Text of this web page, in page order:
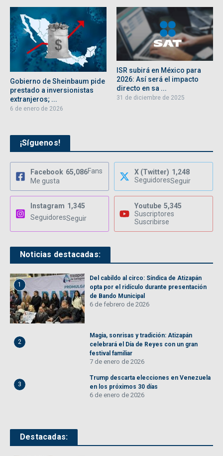
Gobierno de Sheinbaum pide
prestado a inversionistas
extranjeros; ...
6 de enero de 2026
ISR subirá en México para
2026: Así será el impacto
directo en sa ...
31 de diciembre de 2025
¡Síguenos!
Facebook 65,086Fans
Me gusta
X (Twitter) 1,248
SeguidoresSeguir
Instagram 1,345
SeguidoresSeguir
Youtube 5,345
Suscriptores
Suscribirse
Noticias destacadas:
1
Del cabildo al circo: Síndica de Atizapán
opta por el ridículo durante presentación
de Bando Municipal
6 de febrero de 2026
2
Magia, sonrisas y tradición: Atizapán
celebrará el Día de Reyes con un gran
festival familiar
7 de enero de 2026
3
Trump descarta elecciones en Venezuela
en los próximos 30 días
6 de enero de 2026
Destacadas: